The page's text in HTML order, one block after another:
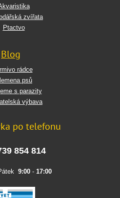
zvířata
Ptactvo
Blog
rádce
psů
s parazity
výbava
po telefonu
854 814
9:00- 17:00